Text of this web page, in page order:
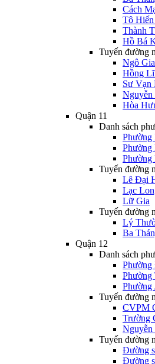
Cách
Tô Hiến
Thành
Hồ Bá
Tuyến đường
Ngô
Hồng
Sư Vạn
Nguyễn
Hòa
Quận 11
Danh sách
Phường
Phường
Phường
Tuyến đường
Lê Đại
Lạc
Lữ Gia
Tuyến đường
Lý
Ba
Quận 12
Danh sách
Phường
Tuyến đường
CVPM
Trường
Nguyễn
Tuyến đường
Đường
Đường